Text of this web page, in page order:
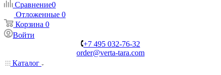
Сравнение0
Отложенные 0
Корзина 0
Войти
+7 495 032-76-32
order@verta-tara.com
Каталог